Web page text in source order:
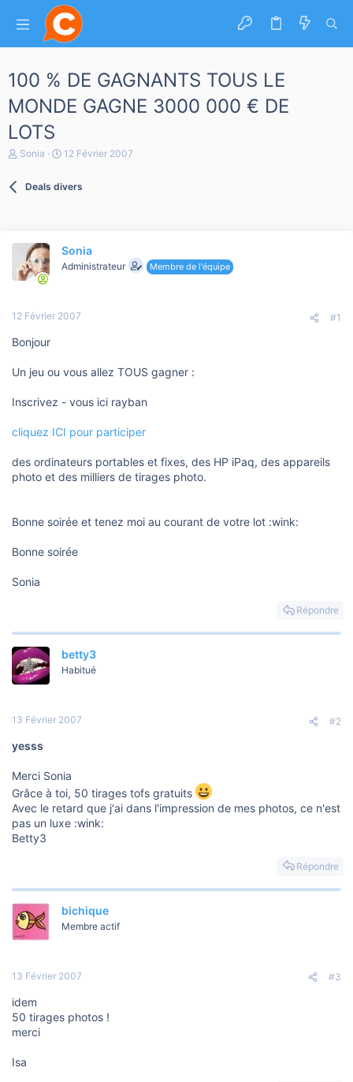
100 % DE GAGNANTS TOUS LE
MONDE GAGNE 3000 000 € DE
LOTS
A
e
a
d
c
s
i
o
Sonia
D
e
b
u
12 Février 2007
Deals divers
Sonia
Administrateur Membre de l'équipe
12 Février 2007 #1
Bonjour
Un jeu ou vous allez TOUS gagner :
Inscrivez - vous ici rayban
cliquez ICI pour participer
des ordinateurs portables et fixes, des HP iPaq, des appareils
photo et des milliers de tirages photo.
Bonne soirée et tenez moi au courant de votre lot :wink:
Bonne soirée
Sonia
Répondre
betty3
Habitué
13 Février 2007 #2
yesss
Merci Sonia
Grâce à toi, 50 tirages tofs gratuits
Avec le retard que j'ai dans l'impression de mes photos, ce n'est
pas un luxe :wink:
Betty3
Répondre
bichique
Membre actif
13 Février 2007 #3
idem
50 tirages photos !
merci
Isa